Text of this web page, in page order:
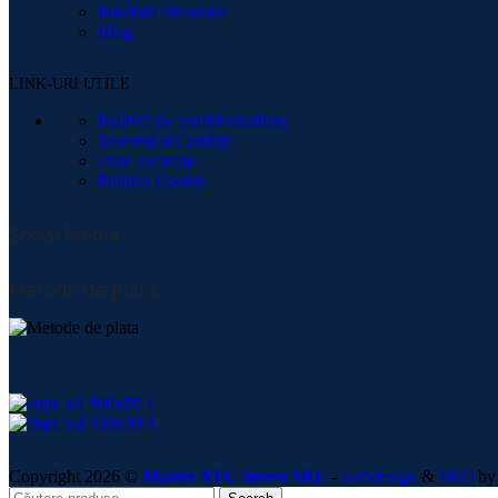
Intrebări frecvente
Blog
LINK-URI UTILE
Politică de confidențialitate
Termeni și Condiții
Date societate
Politica Cookie
Social Media:
Metode de plată:
Copyright 2026 © Master ATC Invest SRL - webdesign & SEO by